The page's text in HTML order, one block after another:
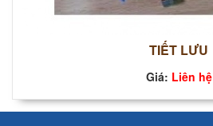
TIẾT LƯU
Giá: Liên hệ